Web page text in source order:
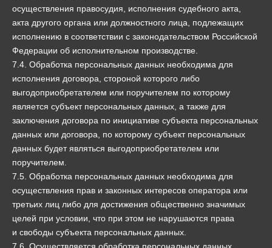
осуществления правосудия, исполнения судебного акта,
акта другого органа или должностного лица, подлежащих
исполнению в соответствии с законодательством Российской
Федерации об исполнительном производстве.
7.4. Обработка персональных данных необходима для
исполнения договора, стороной которого либо
выгодоприобретателем или поручителем по которому
является субъект персональных данных, а также для
заключения договора по инициативе субъекта персональных
данных или договора, по которому субъект персональных
данных будет являться выгодоприобретателем или
поручителем.
7.5. Обработка персональных данных необходима для
осуществления прав и законных интересов оператора или
третьих лиц либо для достижения общественно значимых
целей при условии, что при этом не нарушаются права
и свободы субъекта персональных данных.